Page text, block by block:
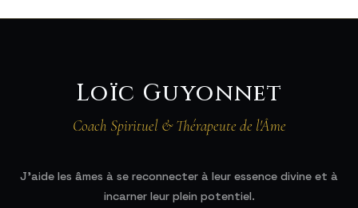
Loïc Guyonnet
Coach Spirituel & Thérapeute de l'Âme
J'aide les âmes à se reconnecter à leur essence divine et à
incarner leur plein potentiel.